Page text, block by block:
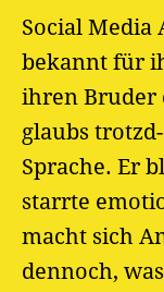
Social Media
bekannt für
ihren Bruder
glaubs
Sprache. Er
starrte
macht sich
dennoch,